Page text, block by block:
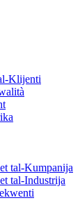
Klijenti
tal-Kumpanija
tal-Industrija